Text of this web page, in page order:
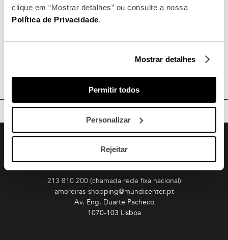
clique em “Mostrar detalhes” ou consulte a nossa
Política de Privacidade.
Mostrar detalhes
Permitir todos
Personalizar
Rejeitar
Siga-nos FacebookInstagramYoutube
Amoreiras
213 810 200 (chamada rede fixa nacional)
amoreiras-shopping@mundicenter.pt
Av. Eng. Duarte Pacheco
1070-103 Lisboa